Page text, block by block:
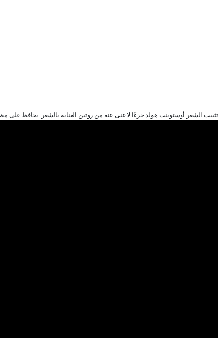
ثبات قوي: يحافظ على ثبات شعرك لفترة طويلة ويحافظ على شكله. طوال اليوم.